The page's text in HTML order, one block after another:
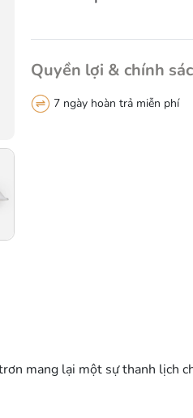
Quyền lợi & chính
7 ngày hoàn trả miễn phí
mang lại một sự thanh lịch